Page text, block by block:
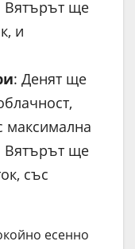
Вятърът ще
и
: Денят ще
максимална
Вятърът ще
със
есенно